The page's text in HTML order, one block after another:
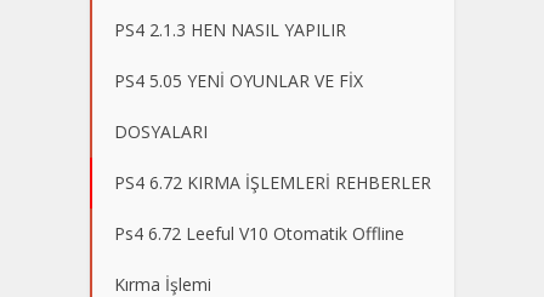
PS4 2.1.3 HEN NASIL YAPILIR
PS4 5.05 YENİ OYUNLAR VE FİX
DOSYALARI
PS4 6.72 KIRMA İŞLEMLERİ REHBERLER
Ps4 6.72 Leeful V10 Otomatik Offline
Kırma İşlemi